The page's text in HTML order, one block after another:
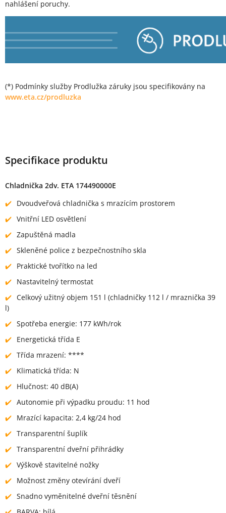
nahlášení poruchy.
(*) Podmínky služby Prodlužka záruky jsou specifikovány na
www.eta.cz/prodluzka
Specifikace produktu
Chladnička 2dv. ETA 174490000E
Dvoudveřová chladnička s mrazícím prostorem
Vnitřní LED osvětlení
Zapuštěná madla
Skleněné police z bezpečnostního skla
Praktické tvořítko na led
Nastavitelný termostat
Celkový užitný objem 151 l (chladničky 112 l / mraznička 39
l)
Spotřeba energie: 177 kWh/rok
Energetická třída E
Třída mrazení: ****
Klimatická třída: N
Hlučnost: 40 dB(A)
Autonomie při výpadku proudu: 11 hod
Mrazící kapacita: 2,4 kg/24 hod
Transparentní šuplík
Transparentní dveřní přihrádky
Výškově stavitelné nožky
Možnost změny otevírání dveří
Snadno vyměnitelné dveřní těsnění